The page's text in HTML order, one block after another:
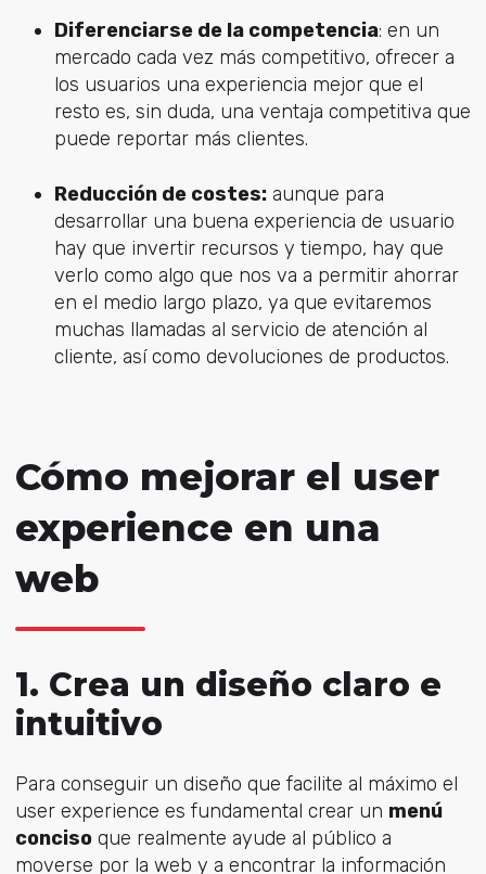
Diferenciarse de la competencia: en un
mercado cada vez más competitivo, ofrecer a
los usuarios una experiencia mejor que el
resto es, sin duda, una ventaja competitiva que
puede reportar más clientes.
Reducción de costes:aunque para
desarrollar una buena experiencia de usuario
hay que invertir recursos y tiempo, hay que
verlo como algo que nos va a permitir ahorrar
en el medio largo plazo, ya que evitaremos
muchas llamadas al servicio de atención al
cliente, así como devoluciones de productos.
Cómo mejorar el user
experience en una
web
1. Crea un diseño claro e
intuitivo
Para conseguir un diseño que facilite al máximo el
user experience es fundamental crear un menú
concisoque realmente ayude al público a
moverse por la web y a encontrar la información